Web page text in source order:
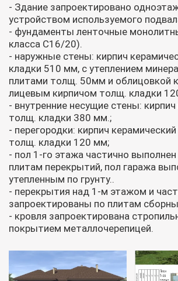
- Здание запроектировано
устройством используемого
- фундаменты ленточные
класса С16/20).
- наружные стены: кирпич
кладки 510 мм, с утеплением
плитами толщ. 50мм и облицовкой
лицевым кирпичом толщ. кладки
- внутренние несущие стены:
толщ. кладки 380 мм.;
- перегородки: кирпич
толщ. кладки 120 мм;
- пол 1-го этажа частично
плитам перекрытий, пол гаража
утепленным по грунту..
- перекрытия над 1-м этажом и
запроектированы по плитам
- кровля запроектирована
покрытием металлочерепицей.